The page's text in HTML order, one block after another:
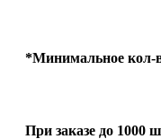
*Минимальное кол-
При заказе до 1000